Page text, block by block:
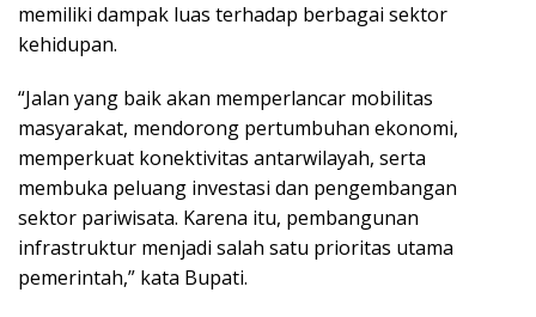
memiliki dampak luas terhadap berbagai sektor
kehidupan.
“Jalan yang baik akan memperlancar mobilitas
masyarakat, mendorong pertumbuhan ekonomi,
memperkuat konektivitas antarwilayah, serta
membuka peluang investasi dan pengembangan
sektor pariwisata. Karena itu, pembangunan
infrastruktur menjadi salah satu prioritas utama
pemerintah,” kata Bupati.